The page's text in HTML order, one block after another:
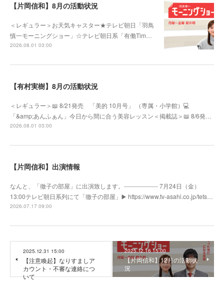
【片岡信和】8月の活動状況
＜レギュラー＞お天気キャスター★テレビ朝日「羽鳥
慎一モーニングショー」☆テレビ朝日系「有働Tim…
2026.08.01 03:00
【有村実樹】8月の活動状況
＜レギュラー＞📖 8/21発売 「美的 10月号」 （専属・小学館）💻
「&amp;あんふぁん」今日から間に合う美容レッスン＜掲載誌＞📖 8/6発…
2026.08.01 03:00
【片岡信和】出演情報
なんと、「徹子の部屋」に出演致します。----------------- 7月24日（金）
13:00テレビ朝日系列にて「徹子の部屋」▶️ https://www.tv-asahi.co.jp/tets…
2026.07.17 09:00
2025.12.31 15:00
【注意喚起】なりすましア
カウント・不審な連絡につ
いて
2025.12.16 15:00
【片岡信和】12月の活動状
況